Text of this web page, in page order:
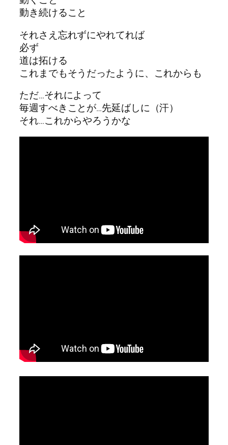
動き続けること
それさえ忘れずにやれてれば
必ず
道は拓ける
これまでもそうだったように、これからも
ただ…それによって
毎週すべきことが…先延ばしに（汗）
それ…これからやろうかな